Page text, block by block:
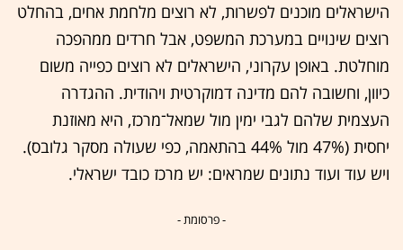
הישראלים מוכנים לפשרות, לא רוצים מלחמת אחים, בהחלט
רוצים שינויים במערכת המשפט, אבל חרדים ממהפכה
מוחלטת. באופן עקרוני, הישראלים לא רוצים כפייה משום
כיוון, וחשובה להם מדינה דמוקרטית ויהודית. ההגדרה
העצמית שלהם לגבי ימין מול שמאל־מרכז, היא מאוזנת
יחסית (47% מול 44% בהתאמה, כפי שעולה מסקר גלובס).
ויש עוד ועוד נתונים שמראים: יש מרכז כובד ישראלי.
- פרסומת -